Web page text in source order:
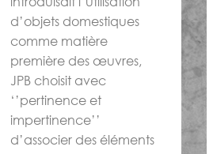
d’objets domestiques
comme matière
première des œuvres,
JPB choisit avec
‘’pertinence et
impertinence’’
d’associer des éléments